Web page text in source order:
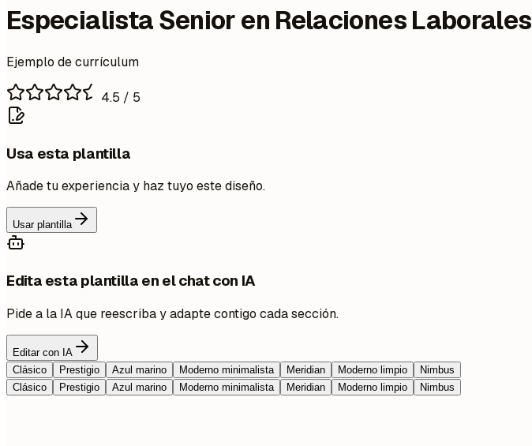
Especialista Senior en Relaciones Laborales
Ejemplo de currículum
4.5 / 5
Usa esta plantilla
Añade tu experiencia y haz tuyo este diseño.
Usar plantilla
Edita esta plantilla en el chat con IA
Pide a la IA que reescriba y adapte contigo cada sección.
Editar con IA
Clásico
Prestigio Azul marino Moderno minimalista Meridian Moderno limpio
Nimbus
Clásico
Prestigio Azul marino Moderno minimalista Meridian Moderno limpio Nimbus